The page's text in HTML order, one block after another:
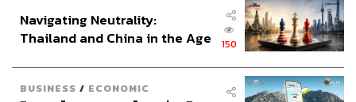
Navigating Neutrality:
Thailand and China in the Age
150
BUSINESS / ECONOMIC